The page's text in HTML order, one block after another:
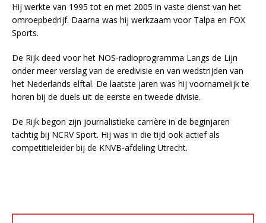
Hij werkte van 1995 tot en met 2005 in vaste dienst van het
omroepbedrijf. Daarna was hij werkzaam voor Talpa en FOX
Sports.
De Rijk deed voor het NOS-radioprogramma Langs de Lijn
onder meer verslag van de eredivisie en van wedstrijden van
het Nederlands elftal. De laatste jaren was hij voornamelijk te
horen bij de duels uit de eerste en tweede divisie.
De Rijk begon zijn journalistieke carrière in de beginjaren
tachtig bij NCRV Sport. Hij was in die tijd ook actief als
competitieleider bij de KNVB-afdeling Utrecht.